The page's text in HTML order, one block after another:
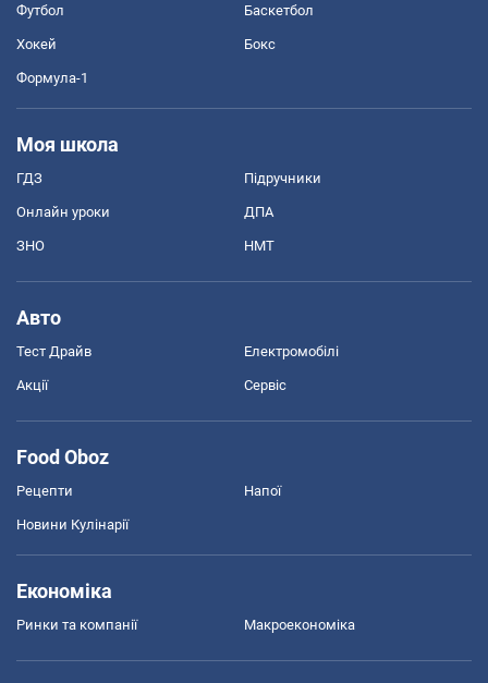
Футбол Баскетбол
Хокей Бокс
Формула-1
Моя школа
ГДЗ Підручники
Онлайн уроки ДПА
ЗНО НМТ
Авто
Тест Драйв Електромобілі
Акції Сервіс
Food Oboz
Рецепти Напої
Новини Кулінарії
Економіка
Ринки та компанії Макроекономіка